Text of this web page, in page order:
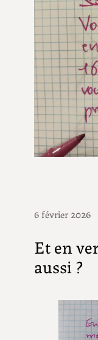
6 février 2026
Et en
aussi ?